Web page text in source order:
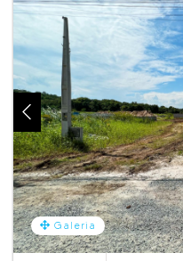
Galeria